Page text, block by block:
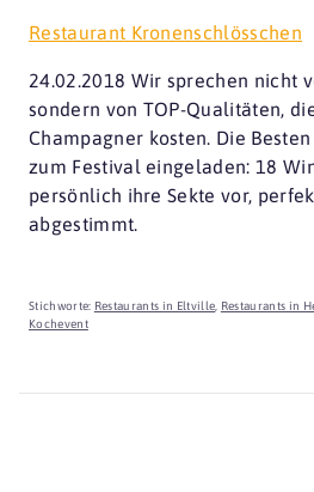
Restaurant Kronenschlösschen
24.02.2018 Wir sprechen nicht
sondern von TOP-Qualitäten,
Champagner kosten. Die
zum Festival eingeladen: 18
persönlich ihre Sekte vor,
abgestimmt.
Stichworte: Restaurants in Eltville, Restaurants in
Kochevent